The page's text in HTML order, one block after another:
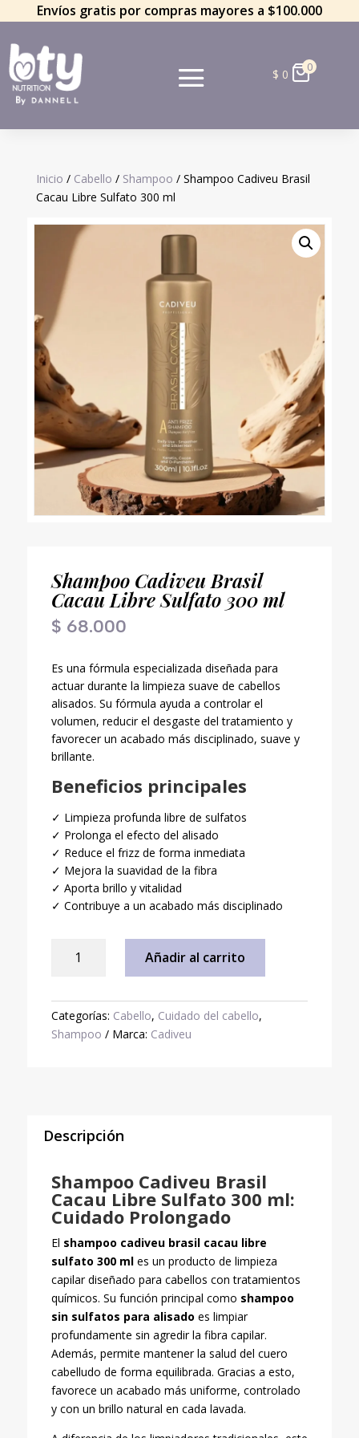
Envíos gratis por compras mayores a $100.000
$ 0 0
Inicio / Cabello / Shampoo / Shampoo Cadiveu Brasil
Cacau Libre Sulfato 300 ml
Shampoo Cadiveu Brasil
Cacau Libre Sulfato 300 ml
$ 68.000
Es una fórmula especializada diseñada para
actuar durante la limpieza suave de cabellos
alisados. Su fórmula ayuda a controlar el
volumen, reducir el desgaste del tratamiento y
favorecer un acabado más disciplinado, suave y
brillante.
Beneficios principales
✓ Limpieza profunda libre de sulfatos
✓ Prolonga el efecto del alisado
✓ Reduce el frizz de forma inmediata
✓ Mejora la suavidad de la fibra
✓ Aporta brillo y vitalidad
✓ Contribuye a un acabado más disciplinado
Cadiveu
Cacau
Libre
Sulfato
Añadir al carrito
Categorías: Cabello, Cuidado del cabello,
Shampoo
Marca: Cadiveu
Descripción
Shampoo Cadiveu Brasil
Cacau Libre Sulfato 300 ml:
Cuidado Prolongado
El shampoo cadiveu brasil cacau libre
sulfato 300 mles un producto de limpieza
capilar diseñado para cabellos con tratamientos
químicos. Su función principal como shampoo
sin sulfatos para alisado es limpiar
profundamente sin agredir la fibra capilar.
Además, permite mantener la salud del cuero
cabelludo de forma equilibrada. Gracias a esto,
favorece un acabado más uniforme, controlado
y con un brillo natural en cada lavada.